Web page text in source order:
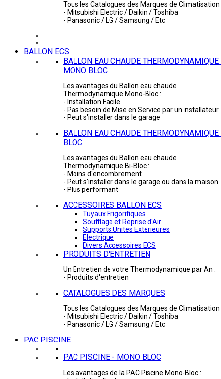
Tous les Catalogues des Marques de Climatisation
- Mitsubishi Electric / Daikin / Toshiba
- Panasonic / LG / Samsung / Etc
BALLON ECS
BALLON EAU CHAUDE THERMODYNAMIQUE
MONO BLOC
Les avantages du Ballon eau chaude
Thermodynamique Mono-Bloc :
- Installation Facile
- Pas besoin de Mise en Service par un installateur
- Peut s'installer dans le garage
BALLON EAU CHAUDE
BLOC
Les avantages du Ballon eau chaude
Thermodynamique Bi-Bloc :
- Moins d'encombrement
- Peut s'installer dans le garage ou dans la maison
- Plus performant
ACCESSOIRES BALLON ECS
Tuyaux Frigorifiques
Soufflage et Reprise d'Air
Supports Unités Extérieures
Electrique
Divers Accessoires ECS
PRODUITS D'ENTRETIEN
Un Entretien de votre Thermodynamique par An :
- Produits d'entretien
CATALOGUES DES MARQUES
Tous les Catalogues des Marques de Climatisation
- Mitsubishi Electric / Daikin / Toshiba
- Panasonic / LG / Samsung / Etc
PAC PISCINE
PAC PISCINE - MONO BLOC
Les avantages de la PAC Piscine Mono-Bloc :